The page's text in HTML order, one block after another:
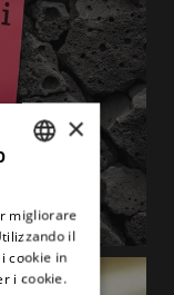
ENGLISH
×
migliorare
il
cookie in
i cookie.